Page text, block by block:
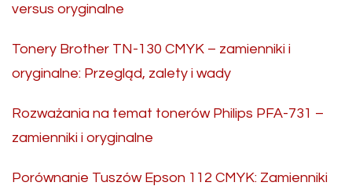
versus oryginalne
Tonery Brother TN-130 CMYK – zamienniki i
oryginalne: Przegląd, zalety i wady
Rozważania na temat tonerów Philips PFA-731 –
zamienniki i oryginalne
Porównanie Tuszów Epson 112 CMYK: Zamienniki